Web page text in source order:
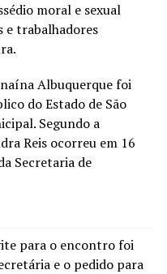
moral e sexual
e trabalhadores
Albuquerque foi
do Estado de São
Segundo a
Reis ocorreu em 16
Secretaria de
para o encontro foi
e o pedido para